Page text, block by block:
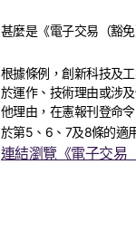
甚麼是《電子交易（豁
根據條例，創新科技及
於運作、技術理由或涉
他理由，在憲報刊登命
於第5、6、7及8條的適
連結瀏覽《電子交易